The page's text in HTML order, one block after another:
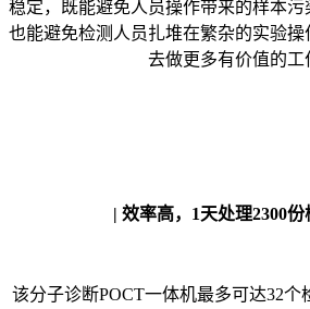
稳定，既能避免人员操作带来的样本污
也能避免检测人员扎堆在繁杂的实验
去做更多有价值的工
| 效率高，1天处理2300
该分子诊断POCT一体机最多可达32个